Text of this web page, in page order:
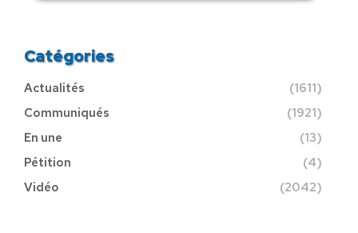
Catégories
Actualités
(1611)
Communiqués
(1921)
En une
(13)
Pétition
(4)
Vidéo
(2042)